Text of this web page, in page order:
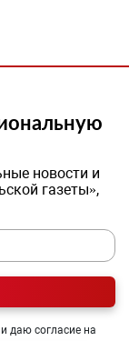
новости и
газеты»,
и даю согласие на